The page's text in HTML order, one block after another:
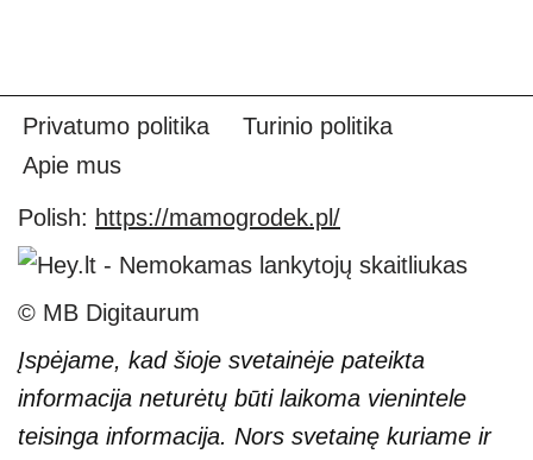
Privatumo politika
Turinio politika
Apie mus
Polish: https://mamogrodek.pl/
© MB Digitaurum
Įspėjame, kad šioje svetainėje pateikta
informacija neturėtų būti laikoma vienintele
teisinga informacija. Nors svetainę kuriame ir